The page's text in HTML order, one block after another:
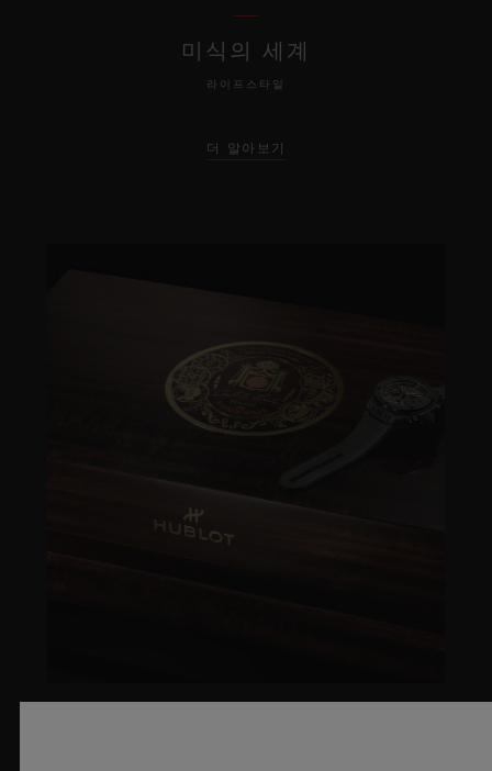
미식의 세계
라이프스타일
더 알아보기